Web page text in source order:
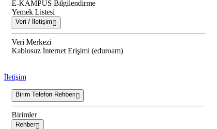
E-KAMPÜS Bilgilendirme
Yemek Listesi
Veri / İletişim
Veri Merkezi
Kablosuz İnternet Erişimi (eduroam)
İletişim
Birim Telefon Rehberi
Birimler
Rehber